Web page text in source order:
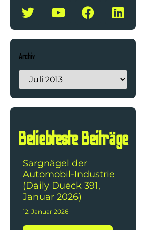
Archiv
Beliebteste Beiträge
Sargnägel der
Automobil-Industrie
(Daily Dueck 391,
Januar 2026)
12. Januar 2026